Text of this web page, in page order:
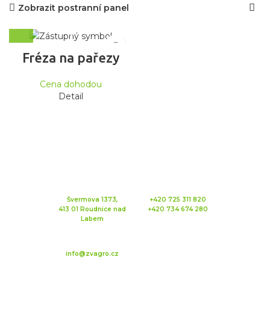
Zobrazit postranní panel
Fréza na pařezy
Cena dohodou
Detail
Švermova 1373,
413 01 Roudnice nad
Labem
+420 725 311 820
+420 734 674 280
info@zvagro.cz